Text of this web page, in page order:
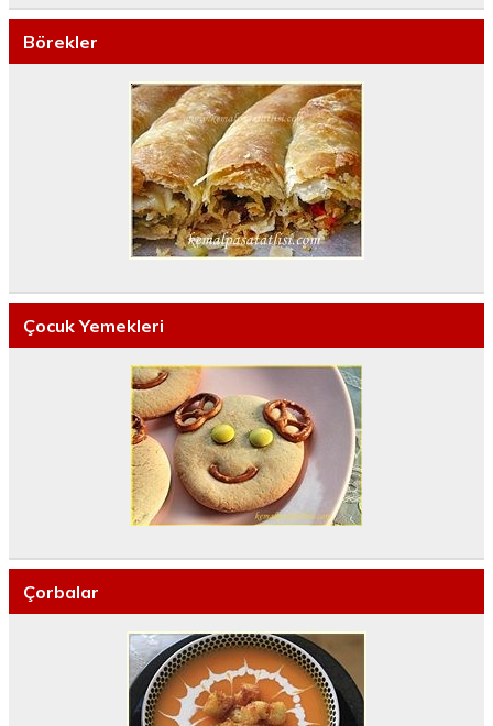
Börekler
Çocuk Yemekleri
Çorbalar